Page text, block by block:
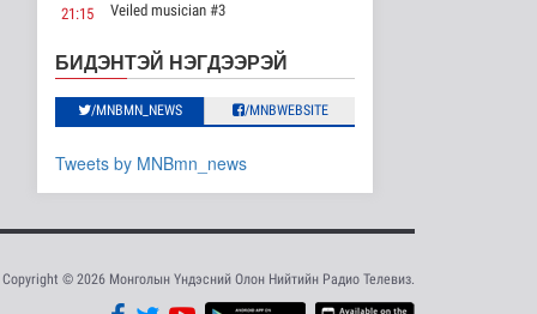
ын хүчин ча..
2026-08-08 17:02
агуулахууд эхнээсээ
2026-08-08 15:56
ЦАГ АГААР:
21:15
Veiled musician #3
23:35
“Гэрэлтэй цонх” үдшийн
хөтөлбөр
БИДЭНТЭЙ НЭГДЭЭРЭЙ
/MNBMN_NEWS /MNBWEBSITE
Tweets by MNBmn_news
Copyright © 2026 Монголын Үндэсний Олон Нийтийн Радио Телевиз.